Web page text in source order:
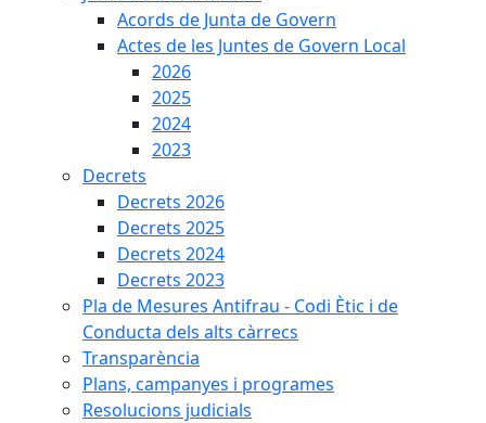
Acords de Junta de Govern
Actes de les Juntes de Govern Local
2026
2025
2024
2023
Decrets
Decrets 2026
Decrets 2025
Decrets 2024
Decrets 2023
Pla de Mesures Antifrau - Codi Ètic i de
Conducta dels alts càrrecs
Transparència
Plans, campanyes i programes
Resolucions judicials